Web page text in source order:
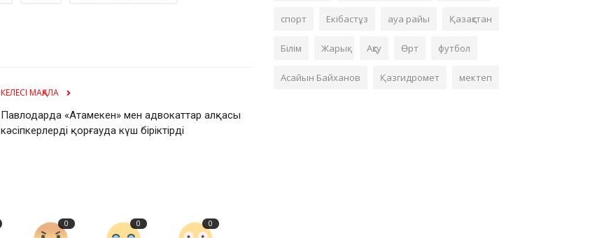
КЕЛЕСІ МАҚАЛА
Павлодарда «Атамекен» мен адвокаттар алқасы
кәсіпкерлерді қорғауда күш біріктірді
0 0 0
спорт Екібастұз ауа райы Қазақстан
Білім Жарық Ақсу Өрт футбол
Асайын Байханов Қазгидромет мектеп